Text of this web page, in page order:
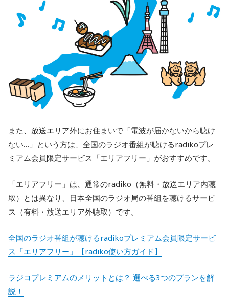
また、放送エリア外にお住まいで「電波が届かないから聴け
ない…」という方は、全国のラジオ番組が聴けるradikoプレ
ミアム会員限定サービス「エリアフリー」がおすすめです。
「エリアフリー」は、通常のradiko（無料・放送エリア内聴
取）とは異なり、日本全国のラジオ局の番組を聴けるサービ
ス（有料・放送エリア外聴取）です。
全国のラジオ番組が聴けるradikoプレミアム会員限定サービ
ス「エリアフリー」【radiko使い方ガイド】
ラジコプレミアムのメリットとは？ 選べる3つのプランを解
説！